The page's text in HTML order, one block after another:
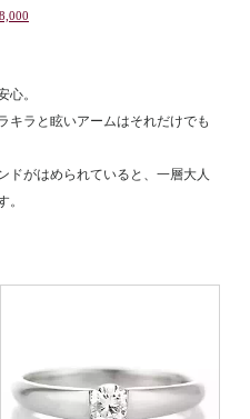
心。
キラと眩いアームはそれだけでも
ドがはめられていると、一層大人
。